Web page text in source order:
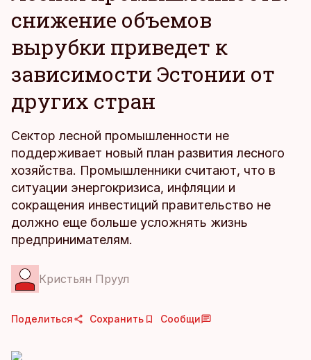
снижение объемов
вырубки приведет к
зависимости Эстонии от
других стран
Сектор лесной промышленности не
поддерживает новый план развития лесного
хозяйства. Промышленники считают, что в
ситуации энергокризиса, инфляции и
сокращения инвестиций правительство не
должно еще больше усложнять жизнь
предпринимателям.
Кристьян Пруул
Поделиться Сохранить Сообщи